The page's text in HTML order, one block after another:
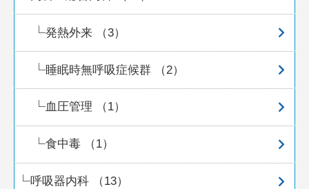
発熱外来 （3）
睡眠時無呼吸症候群 （2）
血圧管理 （1）
食中毒 （1）
呼吸器内科 （13）